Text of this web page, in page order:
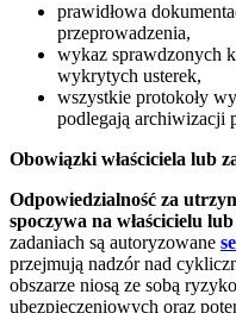
prawidłowa
przeprowadzenia,
wykaz sprawdzonych
wykrytych usterek,
wszystkie protokoły
podlegają archiwizacji
Obowiązki właściciela lub
Odpowiedzialność za
spoczywa na właścicielu
zadaniach są autoryzowane
przejmują nadzór nad
obszarze niosą ze sobą
ubezpieczeniowych oraz